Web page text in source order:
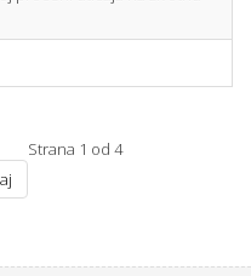
Strana 1 od 4